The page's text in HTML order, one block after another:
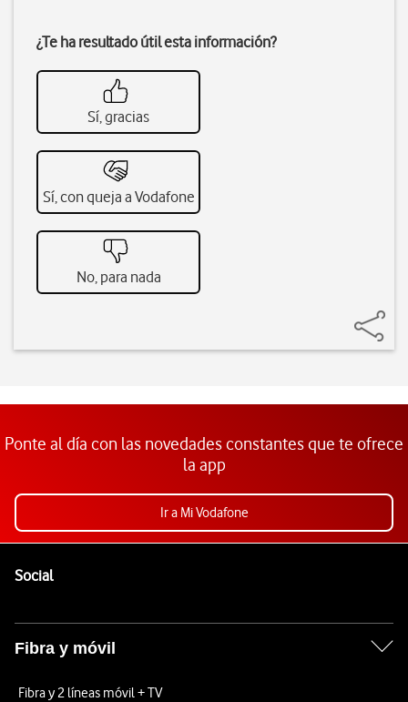
¿Te ha resultado útil esta información?
Sí, gracias
Sí, con queja a Vodafone
No, para nada
Ponte al día con las novedades constantes que te ofrece
la app
Ir a Mi Vodafone
SocialEnlaces a las redes sociales de Vodafone
Fibra y móvil
Fibra y 2 líneas móvil + TV